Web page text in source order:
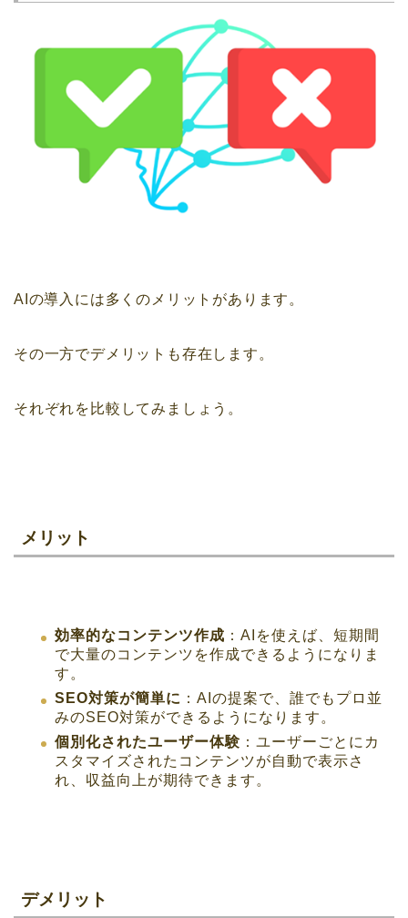
AIの導入には多くのメリットがあります。
その一方でデメリットも存在します。
それぞれを比較してみましょう。
メリット
効率的なコンテンツ作成 ：AIを使えば、短期間
で大量のコンテンツを作成できるようになりま
す。
SEO対策が簡単に ：AIの提案で、誰でもプロ並
みのSEO対策ができるようになります。
個別化されたユーザー体験 ：ユーザーごとにカ
スタマイズされたコンテンツが自動で表示さ
れ、収益向上が期待できます。
デメリット